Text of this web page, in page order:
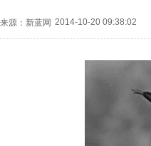
来源：新蓝网 2014-10-20 09:38:02